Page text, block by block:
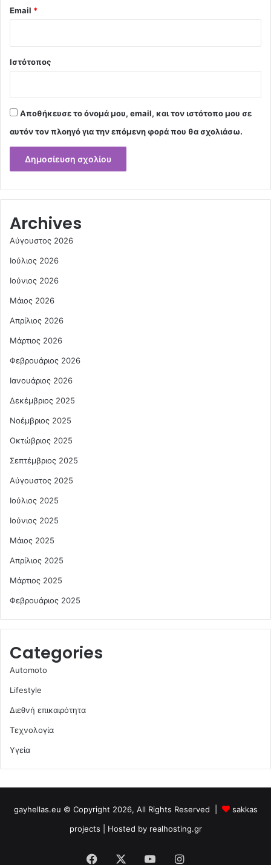
Email *
Ιστότοπος
Αποθήκευσε το όνομά μου, email, και τον ιστότοπο μου σε
αυτόν τον πλοηγό για την επόμενη φορά που θα σχολιάσω.
Archives
Αύγουστος 2026
Ιούλιος 2026
Ιούνιος 2026
Μάιος 2026
Απρίλιος 2026
Μάρτιος 2026
Φεβρουάριος 2026
Ιανουάριος 2026
Δεκέμβριος 2025
Νοέμβριος 2025
Οκτώβριος 2025
Σεπτέμβριος 2025
Αύγουστος 2025
Ιούλιος 2025
Ιούνιος 2025
Μάιος 2025
Απρίλιος 2025
Μάρτιος 2025
Φεβρουάριος 2025
Categories
Automoto
Lifestyle
Διεθνή επικαιρότητα
Τεχνολογία
Υγεία
gayhellas.eu © Copyright 2026, All Rights Reserved |
sakkas
projects | Hosted by realhosting.gr
Facebook YouTubeInstagram